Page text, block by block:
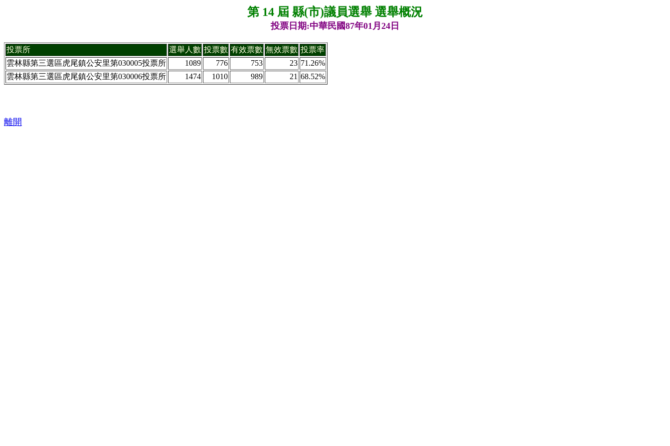
第 14 屆 縣(市)議員選舉 選舉概況
投票日期:中華民國87年01月24日
投票所 選舉人數 投票數 有效票數 無效票數 投票率
雲林縣第三選區虎尾鎮公安里第030005投票所
1089 776 753 23 71.26%
雲林縣第三選區虎尾鎮公安里第030006投票所
1474 1010 989 21 68.52%
離開